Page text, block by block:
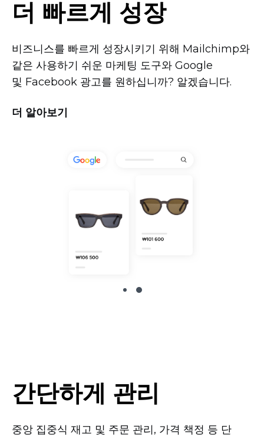
더 빠르게 성장
비즈니스를 빠르게 성장시키기 위해 Mailchimp와
같은 사용하기 쉬운 마케팅 도구와 Google
및 Facebook 광고를 원하십니까? 알겠습니다.
더 알아보기
간단하게 관리
중앙 집중식 재고 및 주문 관리, 가격 책정 등 단